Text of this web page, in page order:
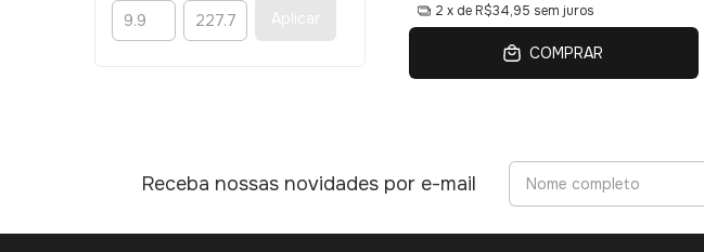
Aplicar
2 x de R$34,95 sem juros
COMPRAR
Receba nossas novidades por e-mail